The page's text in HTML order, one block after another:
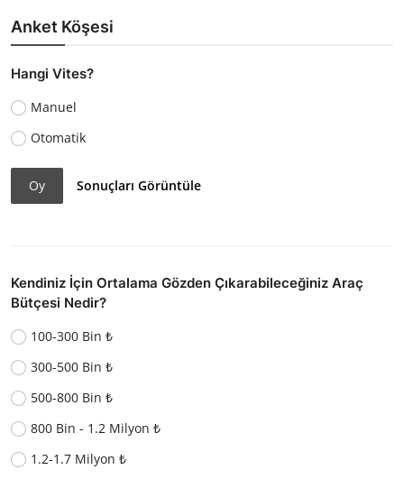
Anket Köşesi
Hangi Vites?
Manuel
Otomatik
Oy Sonuçları Görüntüle
Kendiniz İçin Ortalama Gözden Çıkarabileceğiniz Araç
Bütçesi Nedir?
100-300 Bin ₺
300-500 Bin ₺
500-800 Bin ₺
800 Bin - 1.2 Milyon ₺
1.2-1.7 Milyon ₺